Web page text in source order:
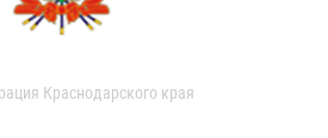
Краснодарского края